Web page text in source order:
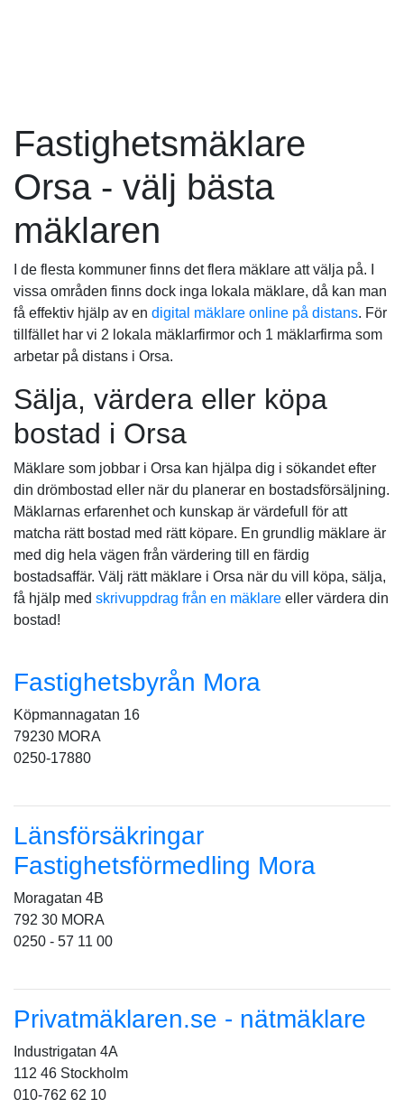
Fastighetsmäklare
Orsa - välj bästa
mäklaren
I de flesta kommuner finns det flera mäklare att välja på. I
vissa områden finns dock inga lokala mäklare, då kan man
få effektiv hjälp av en digital mäklare online på distans. För
tillfället har vi 2 lokala mäklarfirmor och 1 mäklarfirma som
arbetar på distans i Orsa.
Sälja, värdera eller köpa
bostad i Orsa
Mäklare som jobbar i Orsa kan hjälpa dig i sökandet efter
din drömbostad eller när du planerar en bostadsförsäljning.
Mäklarnas erfarenhet och kunskap är värdefull för att
matcha rätt bostad med rätt köpare. En grundlig mäklare är
med dig hela vägen från värdering till en färdig
bostadsaffär. Välj rätt mäklare i Orsa när du vill köpa, sälja,
få hjälp med skrivuppdrag från en mäklare eller värdera din
bostad!
Fastighetsbyrån Mora
Köpmannagatan 16
79230 MORA
0250-17880
Länsförsäkringar
Fastighetsförmedling Mora
Moragatan 4B
792 30 MORA
0250 - 57 11 00
Privatmäklaren.se - nätmäklare
Industrigatan 4A
112 46 Stockholm
010-762 62 10